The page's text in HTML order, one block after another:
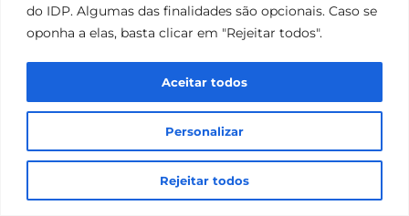
do IDP. Algumas das finalidades são opcionais. Caso se
oponha a elas, basta clicar em "Rejeitar todos".
Personalizar
Rejeitar todos
Aceitar todos